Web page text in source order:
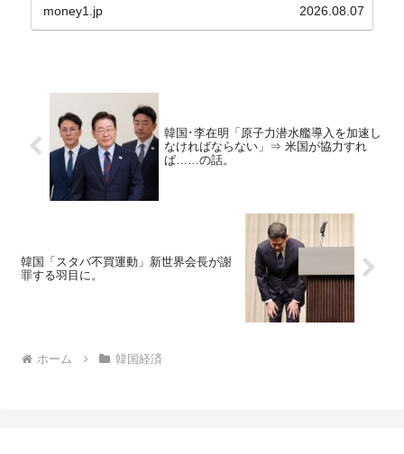
バンクにして不良債権の買い取りを行い、分割償還
money1.jp 2026.08.07
韓国･李在明「原子力潜水艦導入を加速し
なければならない」⇒ 米国が協力すれ
ば……の話。
韓国「スタバ不買運動」新世界会長が謝
罪する羽目に。
ホーム 韓国経済